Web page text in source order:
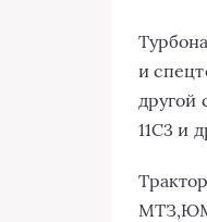
и
другой
11С3 и